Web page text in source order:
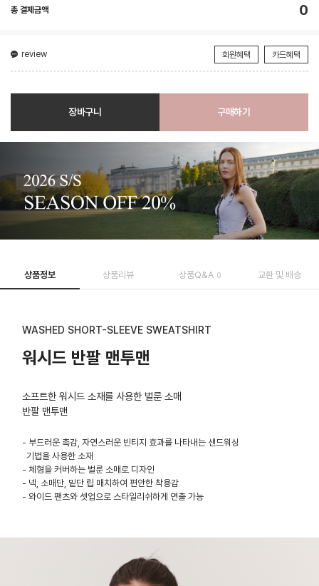
총 결제금액 0
review 회원혜택 카드혜택
장바구니 구매하기
상품정보 상품리뷰 상품Q&A 0 교환 및 배송
WASHED SHORT-SLEEVE SWEATSHIRT
워시드 반팔 맨투맨
소프트한 워시드 소재를 사용한 벌룬 소매
반팔 맨투맨
- 부드러운 촉감, 자연스러운 빈티지 효과를 나타내는 샌드워싱
기법을 사용한 소재
- 체형을 커버하는 벌룬 소매로 디자인
- 넥, 소매단, 밑단 립 매치하여 편안한 착용감
- 와이드 팬츠와 셋업으로 스타일리쉬하게 연출 가능